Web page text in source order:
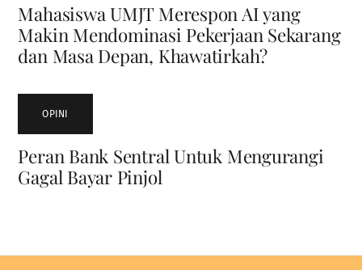
Mahasiswa UMJT Merespon AI yang
Makin Mendominasi Pekerjaan Sekarang
dan Masa Depan, Khawatirkah?
OPINI
Peran Bank Sentral Untuk Mengurangi
Gagal Bayar Pinjol